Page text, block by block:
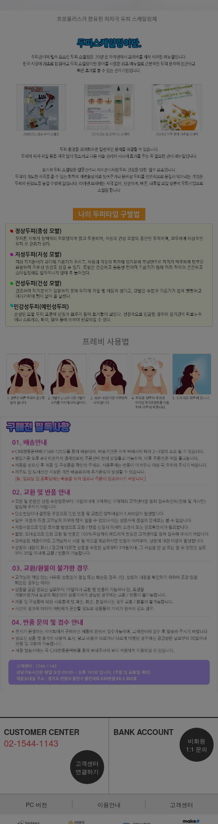
CUSTOMER CENTER
02-1544-1143
고객센터
연결하기
BANK ACCOUNT
비회원
1:1 문의
PC 버전 이용안내 고객센터